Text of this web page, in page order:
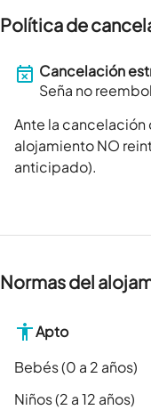
Política de
Cancelación
Seña no
Ante la
alojamiento NO
anticipado).
Normas del
Apto
Bebés (0 a 2 años)
Niños (2 a 12 años)